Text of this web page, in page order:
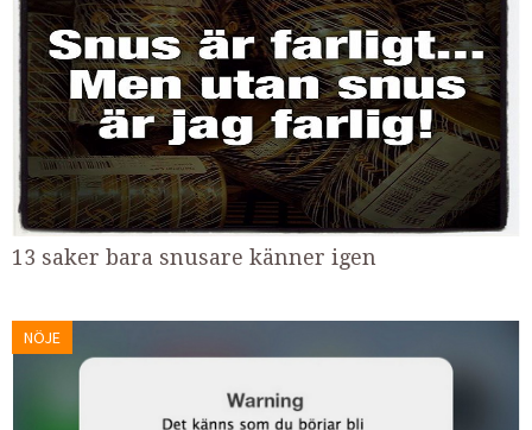
13 saker bara snusare känner igen
NÖJE